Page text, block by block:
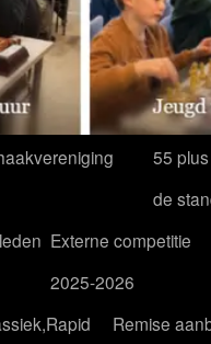
55
de
Externe competitie
2025-2026
Remise